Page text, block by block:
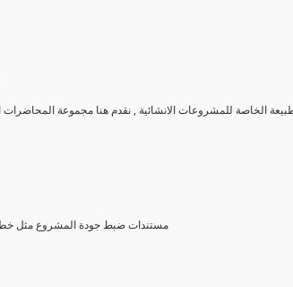
مستندات ضبط جودة المشروع مثل خطة